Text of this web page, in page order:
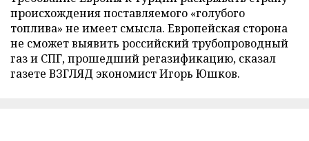
происхождения поставляемого «голубого
топлива» не имеет смысла. Европейская сторона
не сможет выявить российский трубопроводный
газ и СПГ, прошедший регазификацию, сказал
газете ВЗГЛЯД экономист Игорь Юшков.